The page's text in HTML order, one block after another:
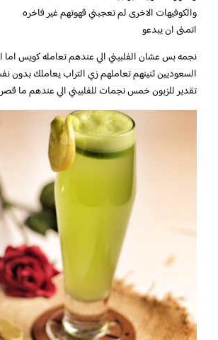
والكوفيهات الاخرى لم تعجبني قهوتهم غير فاخره
اتمنى ان يبدعو
نجمه بس عشان الفلبيني الي عندهم تعامله كويس اما
السعوديين ثنينهم تعاملهم زي التراب يعاملك بدون
تقدير للزبون خمس نجمات للفلبيني الي عندهم ما قصر